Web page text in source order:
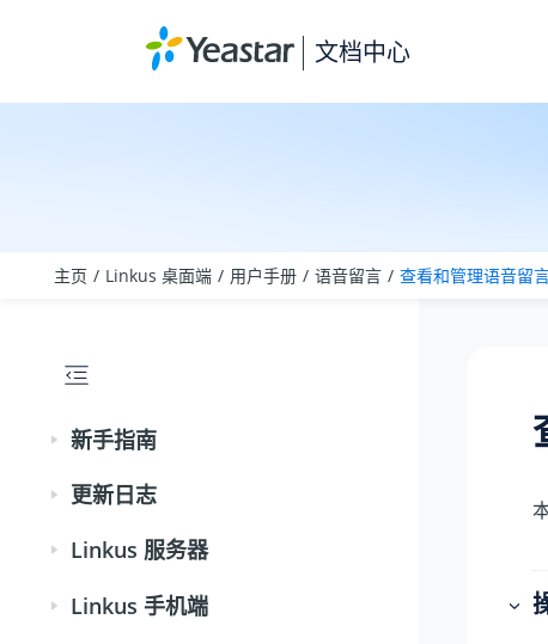
文档中心
主页 Linkus 桌面端 用户手册 语音留言 查看和管理语音留
新手指南
更新日志
Linkus 服务器
Linkus 手机端